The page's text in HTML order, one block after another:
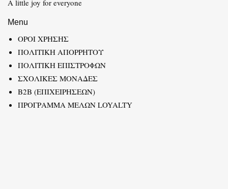
A little joy for everyone
Menu
ΟΡΟΙ ΧΡΗΣΗΣ
ΠΟΛΙΤΙΚΗ ΑΠΟΡΡΗΤΟΥ
ΠΟΛΙΤΙΚΗ ΕΠΙΣΤΡΟΦΩΝ
ΣΧΟΛΙΚΕΣ ΜΟΝΑΔΕΣ
B2B (ΕΠΙΧΕΙΡΗΣΕΩΝ)
ΠΡΟΓΡΑΜΜΑ ΜΕΛΩΝ LOYALTY